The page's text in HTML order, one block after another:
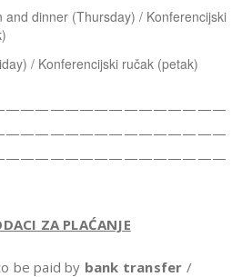
and dinner (Thursday) / Konferencijski
/ Konferencijski ručak (petak)
ZA PLAĆANJE
be paid by bank transfer /